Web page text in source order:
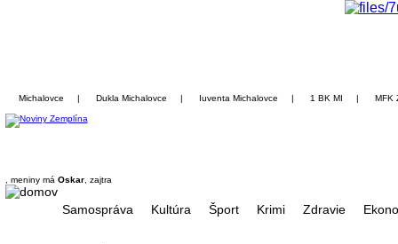
Michalovce | Dukla Michalovce | Iuventa Michalovce | 1 BK MI | MFK
, meniny má Oskar, zajtra
Samospráva Kultúra Šport Krimi Zdravie